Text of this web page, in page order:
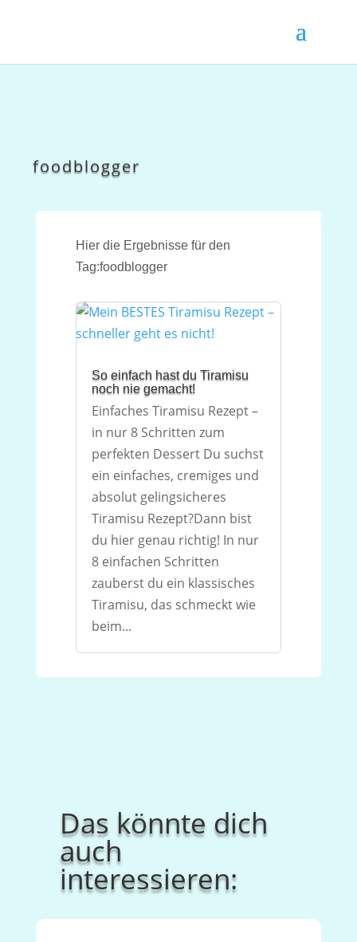
foodblogger
Hier die Ergebnisse für den
Tag:foodblogger
So einfach hast du Tiramisu
noch nie gemacht!
Einfaches Tiramisu Rezept –
in nur 8 Schritten zum
perfekten Dessert Du suchst
ein einfaches, cremiges und
absolut gelingsicheres
Tiramisu Rezept?Dann bist
du hier genau richtig! In nur
8 einfachen Schritten
zauberst du ein klassisches
Tiramisu, das schmeckt wie
beim...
Das könnte dich
auch
interessieren: